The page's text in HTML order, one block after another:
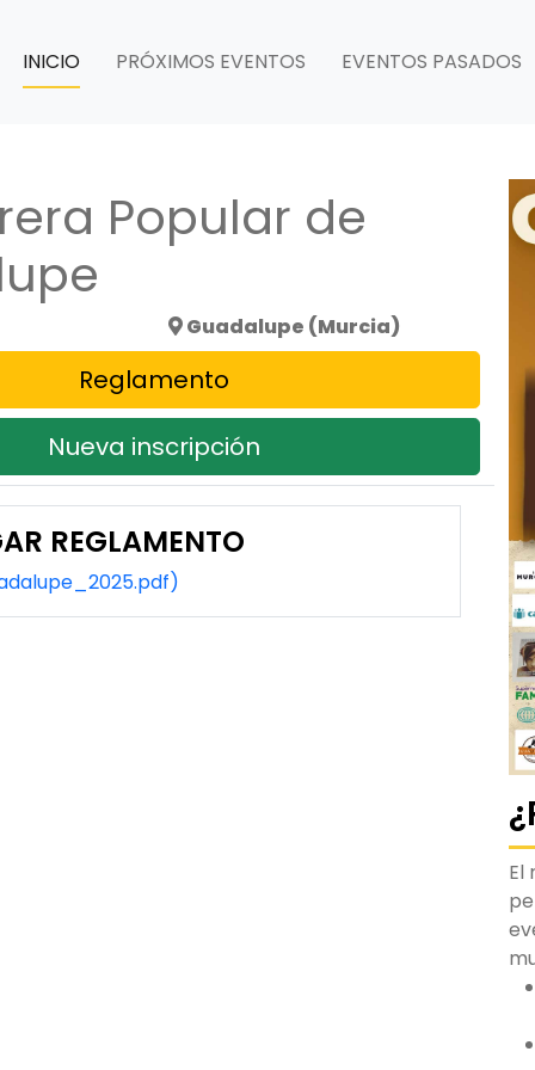
INICIO PRÓXIMOS EVENTOS EVENTOS PASADOS
Popular de
Guadalupe (Murcia)
Reglamento
Nueva inscripción
REGLAMENTO
El